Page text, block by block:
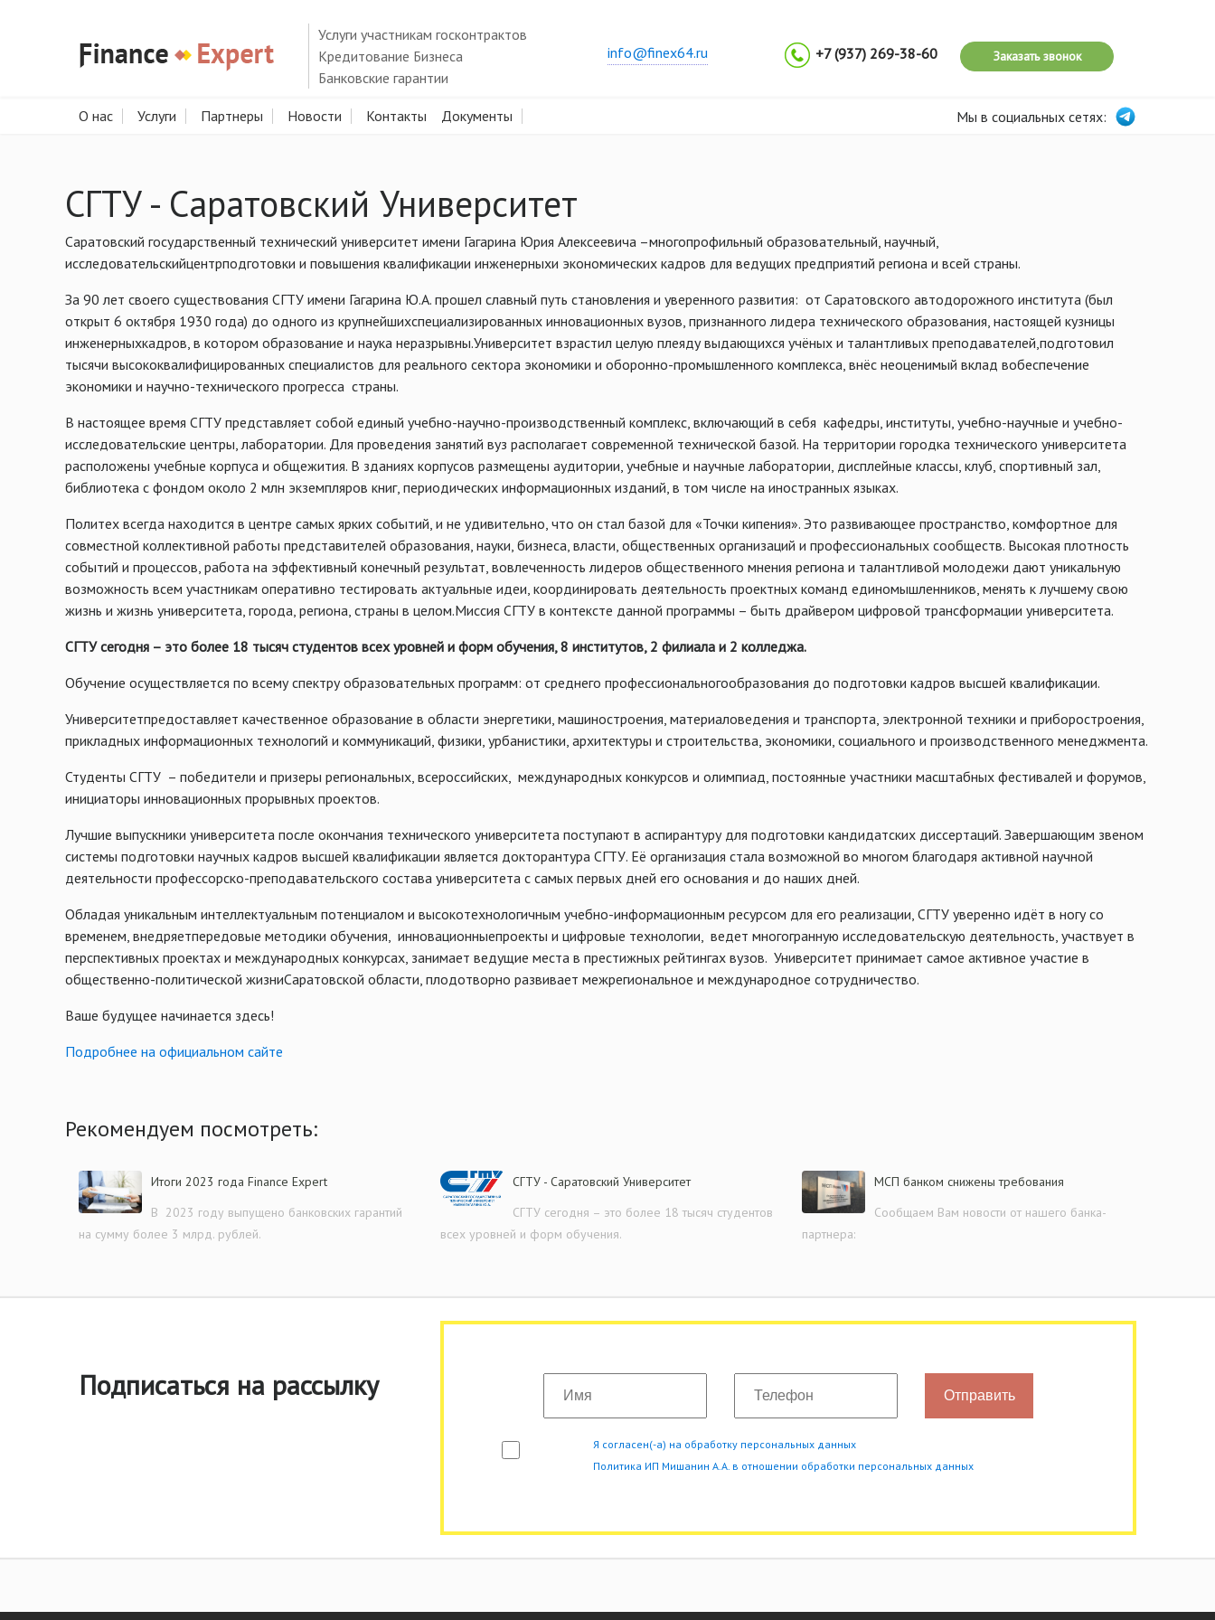
Услуги участникам госконтрактов
Кредитование Бизнеса
Банковские гарантии
info@finex64.ru +7 (937) 269-38-60 Заказать звонок
О нас Услуги Партнеры Новости Контакты Документы Мы в социальных сетях:
СГТУ - Саратовский Университет
Саратовский государственный технический университет имени Гагарина Юрия Алексеевича –многопрофильный образовательный, научный,
исследовательскийцентрподготовки и повышения квалификации инженерныхи экономических кадров для ведущих предприятий региона и всей страны.
За 90 лет своего существования СГТУ имени Гагарина Ю.А. прошел славный путь становления и уверенного развития: от Саратовского автодорожного института (был
открыт 6 октября 1930 года) до одного из крупнейшихспециализированных инновационных вузов, признанного лидера технического образования, настоящей кузницы
инженерныхкадров, в котором образование и наука неразрывны.Университет взрастил целую плеяду выдающихся учёных и талантливых преподавателей,подготовил
тысячи высококвалифицированных специалистов для реального сектора экономики и оборонно-промышленного комплекса, внёс неоценимый вклад вобеспечение
экономики и научно-технического прогресса страны.
В настоящее время СГТУ представляет собой единый учебно-научно-производственный комплекс, включающий в себя кафедры, институты, учебно-научные и учебно-
исследовательские центры, лаборатории. Для проведения занятий вуз располагает современной технической базой. На территории городка технического университета
расположены учебные корпуса и общежития. В зданиях корпусов размещены аудитории, учебные и научные лаборатории, дисплейные классы, клуб, спортивный зал,
библиотека с фондом около 2 млн экземпляров книг, периодических информационных изданий, в том числе на иностранных языках.
Политех всегда находится в центре самых ярких событий, и не удивительно, что он стал базой для «Точки кипения». Это развивающее пространство, комфортное для
совместной коллективной работы представителей образования, науки, бизнеса, власти, общественных организаций и профессиональных сообществ. Высокая плотность
событий и процессов, работа на эффективный конечный результат, вовлеченность лидеров общественного мнения региона и талантливой молодежи дают уникальную
возможность всем участникам оперативно тестировать актуальные идеи, координировать деятельность проектных команд единомышленников, менять к лучшему свою
жизнь и жизнь университета, города, региона, страны в целом.Миссия СГТУ в контексте данной программы – быть драйвером цифровой трансформации университета.
СГТУ сегодня – это более 18 тысяч студентов всех уровней и форм обучения, 8 институтов, 2 филиала и 2 колледжа.
Обучение осуществляется по всему спектру образовательных программ: от среднего профессиональногообразования до подготовки кадров высшей квалификации.
Университетпредоставляет качественное образование в области энергетики, машиностроения, материаловедения и транспорта, электронной техники и приборостроения,
прикладных информационных технологий и коммуникаций, физики, урбанистики, архитектуры и строительства, экономики, социального и производственного менеджмента.
Студенты СГТУ – победители и призеры региональных, всероссийских, международных конкурсов и олимпиад, постоянные участники масштабных фестивалей и форумов,
инициаторы инновационных прорывных проектов.
Лучшие выпускники университета после окончания технического университета поступают в аспирантуру для подготовки кандидатских диссертаций. Завершающим звеном
системы подготовки научных кадров высшей квалификации является докторантура СГТУ. Её организация стала возможной во многом благодаря активной научной
деятельности профессорско-преподавательского состава университета с самых первых дней его основания и до наших дней.
Обладая уникальным интеллектуальным потенциалом и высокотехнологичным учебно-информационным ресурсом для его реализации, СГТУ уверенно идёт в ногу со
временем, внедряетпередовые методики обучения, инновационныепроекты и цифровые технологии, ведет многогранную исследовательскую деятельность, участвует в
перспективных проектах и международных конкурсах, занимает ведущие места в престижных рейтингах вузов. Университет принимает самое активное участие в
общественно-политической жизниСаратовской области, плодотворно развивает межрегиональное и международное сотрудничество.
Ваше будущее начинается здесь!
Подробнее на официальном сайте
Рекомендуем посмотреть:
Итоги 2023 года Finance Expert
В 2023 году выпущено банковских гарантий
на сумму более 3 млрд. рублей.
СГТУ - Саратовский Университет
СГТУ сегодня – это более 18 тысяч студентов
всех уровней и форм обучения.
МСП банком снижены требования
Сообщаем Вам новости от нашего банка-
партнера:
Подписаться на рассылку Отправить
Я согласен(-а) на обработку персональных данных
Политика ИП Мишанин А.А. в отношении обработки персональных данных